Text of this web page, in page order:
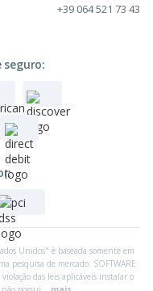
+39 064 521 73 43
seguro:
Unidos" é baseada somente em
pesquisa de mercado. SOFTWARE
das leis aplicáveis instalar o